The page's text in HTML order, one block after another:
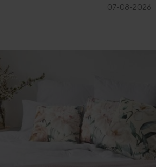
07-08-2026